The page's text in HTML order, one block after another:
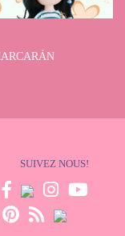
SUIVEZ NOUS!